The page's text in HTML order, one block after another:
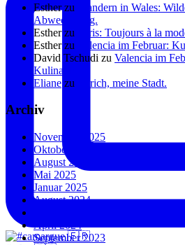
Estherzu
Wandern in Wales:
Abwechslung.
Estherzu
Paris: Toujours à la
Estherzu
Valencia im Februar:
David Tschudi zu Valencia im
Kulinarik.
Eliane zu Zürich, meine Stadt.
Archiv
November 2025
Oktober 2025
August 2025
Mai 2025
Januar 2025
August 2024
April 2024
September 2023